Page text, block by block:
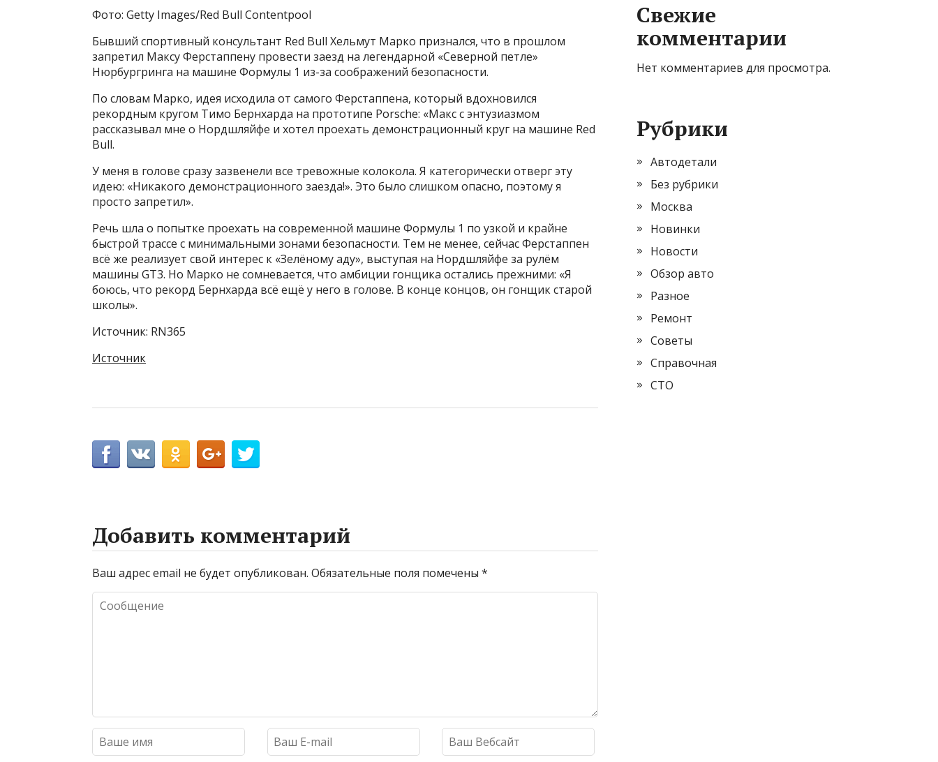
Фото: Getty Images/Red Bull Contentpool
Бывший спортивный консультант Red Bull Хельмут Марко признался, что в прошлом
запретил Максу Ферстаппену провести заезд на легендарной «Северной петле»
Нюрбургринга на машине Формулы 1 из-за соображений безопасности.
По словам Марко, идея исходила от самого Ферстаппена, который вдохновился
рекордным кругом Тимо Бернхарда на прототипе Porsche: «Макс с энтузиазмом
рассказывал мне о Нордшляйфе и хотел проехать демонстрационный круг на машине Red
Bull.
У меня в голове сразу зазвенели все тревожные колокола. Я категорически отверг эту
идею: «Никакого демонстрационного заезда!». Это было слишком опасно, поэтому я
просто запретил».
Речь шла о попытке проехать на современной машине Формулы 1 по узкой и крайне
быстрой трассе с минимальными зонами безопасности. Тем не менее, сейчас Ферстаппен
всё же реализует свой интерес к «Зелёному аду», выступая на Нордшляйфе за рулём
машины GT3. Но Марко не сомневается, что амбиции гонщика остались прежними: «Я
боюсь, что рекорд Бернхарда всё ещё у него в голове. В конце концов, он гонщик старой
школы».
Источник: RN365
Источник
Добавить комментарий
Ваш адрес email не будет опубликован. Обязательные поля помечены *
Свежие
комментарии
Нет комментариев для просмотра.
Рубрики
Автодетали
Без рубрики
Москва
Новинки
Новости
Обзор авто
Разное
Ремонт
Советы
Справочная
СТО